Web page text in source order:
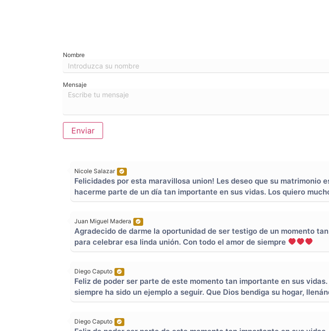
Nombre
Mensaje
Enviar
Nicole Salazar
Felicidades por esta maravillosa union! Les deseo que su
hacerme parte de un día tan importante en sus vidas. Los quiero
Juan Miguel Madera
Agradecido de darme la oportunidad de ser testigo de un momento
para celebrar esa linda unión. Con todo el amor de siempre
Diego Caputo
Feliz de poder ser parte de este momento tan importante en sus
siempre ha sido un ejemplo a seguir. Que Dios bendiga su hogar,
Diego Caputo